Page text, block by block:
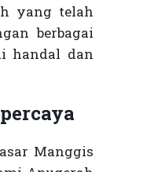
yang telah
berbagai
handal dan
Manggis